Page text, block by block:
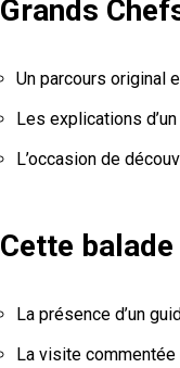
Grands
Un parcours original
Les explications
L’occasion de
Cette
La présence d’un
La visite